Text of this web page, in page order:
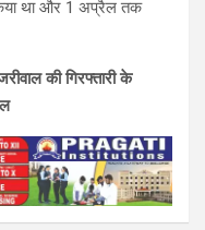
था और 1 अप्रैल तक
की गिरफ्तारी के